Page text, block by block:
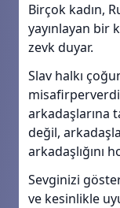
Birçok kadın,
yayınlayan bir
zevk duyar.
Slav halkı
arkadaşlarına
değil,
arkadaşlığını
Sevginizi
ve kesinlikle